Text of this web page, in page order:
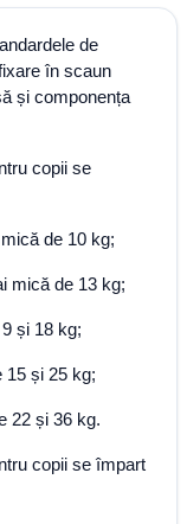
de
în scaun
și componența
copii se
de 10 kg;
mică de 13 kg;
și 18 kg;
15 și 25 kg;
22 și 36 kg.
copii se împart